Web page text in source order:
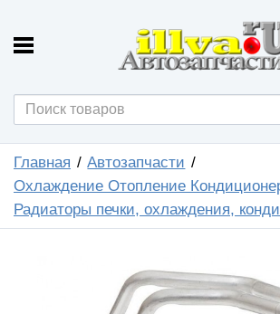
Главная
Автозапчасти
Охлаждение Отопление
Радиаторы печки, охлаждения,